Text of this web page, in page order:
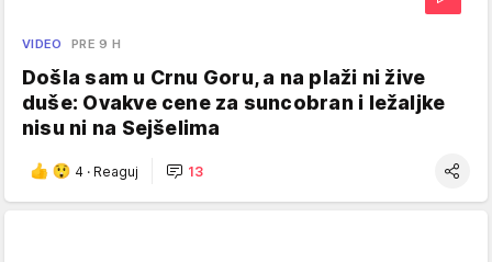
VIDEO PRE 9 H
Došla sam u Crnu Goru, a na plaži ni žive
duše: Ovakve cene za suncobran i ležaljke
nisu ni na Sejšelima
4 · Reaguj 13